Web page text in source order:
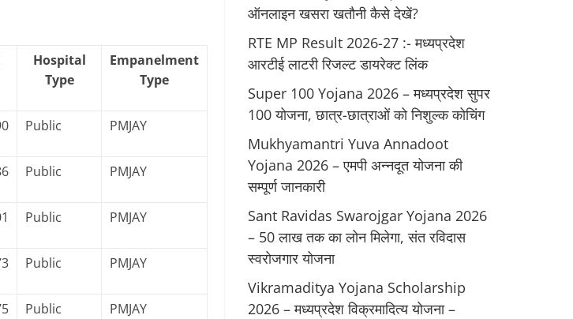
Hospital
Type
Empanelment
Type
Public PMJAY
Public PMJAY
Public PMJAY
Public PMJAY
Public PMJAY
ऑनलाइन खसरा खतौनी कैसे देखें?
RTE MP Result 2026-27 :- मध्‍यप्रदेश
आरटीई लाटरी रिजल्ट डायरेक्ट लिंक
Super 100 Yojana 2026 – मध्यप्रदेश सुपर
100 योजना, छात्र-छात्राओं को निशुल्क कोचिंग
Mukhyamantri Yuva Annadoot
Yojana 2026 – एमपी अन्नदूत योजना की
सम्पूर्ण जानकारी
Sant Ravidas Swarojgar Yojana 2026
– 50 लाख तक का लोन मिलेगा, संत रविदास
स्वरोजगार योजना
Vikramaditya Yojana Scholarship
2026 – मध्‍यप्रदेश विक्रमादित्‍य योजना –